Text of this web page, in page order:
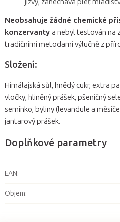
jizvy, zanechává pleť
Neobsahuje žádné chemické
konzervanty a nebyl testován na
tradičními metodami výlučně z
Složení:
Himálajská sůl, hnědý cukr, extra
vločky, hliněný prášek, pšeničný
semínko, byliny (levandule a
jantarový prášek.
Doplňkové parametry
EAN:
Objem: